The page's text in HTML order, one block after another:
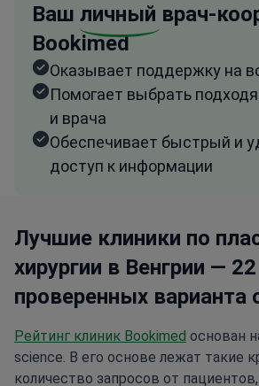
Ваш личный врач-
Bookimed
Оказывает поддержку на
Помогает выбрать
и врача
Обеспечивает быстрый и
доступ к информации
Лучшие клиники по
хирургии в Венгрии — 22
проверенных варианта
Рейтинг клиник Bookimed основан
science. В его основе лежат такие
количество запросов от